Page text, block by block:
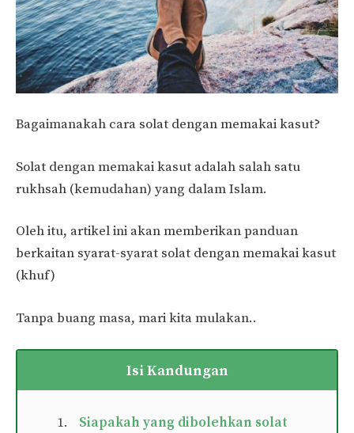
Bagaimanakah cara solat dengan memakai kasut?
Solat dengan memakai kasut adalah salah satu
rukhsah (kemudahan) yang dalam Islam.
Oleh itu, artikel ini akan memberikan panduan
berkaitan syarat-syarat solat dengan memakai kasut
(khuf)
Tanpa buang masa, mari kita mulakan..
Isi Kandungan
Siapakah yang dibolehkan solat